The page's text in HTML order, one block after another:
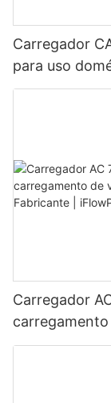
Carregador
para uso
Carregador
parede